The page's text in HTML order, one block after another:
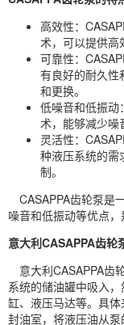
高效性：
术，可以提供高
可靠性：
有良好的耐久性
和更换。
低噪音和低振动
术，能够减少噪
灵活性：
种液压系统的需
制。
CASAPPA齿轮泵是
噪音和低振动等优点，
意大利CASAPPA齿轮
意大利CASAPPA齿
系统的储油罐中吸入
缸、液压马达等。具
封油室，将液压油从